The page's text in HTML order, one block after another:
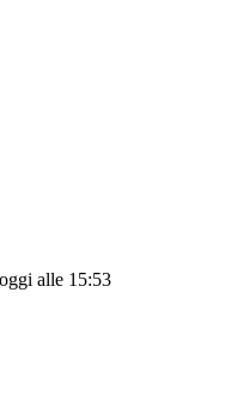
alle 15:53